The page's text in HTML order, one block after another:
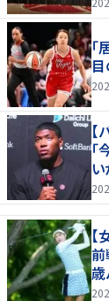
い
前